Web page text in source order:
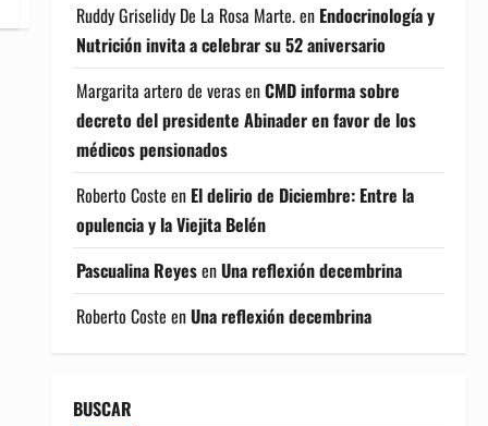
Ruddy Griselidy De La Rosa Marte.en Endocrinología y
Nutrición invita a celebrar su 52 aniversario
Margarita artero de verasenCMD informa sobre
decreto del presidente Abinader en favor de los
médicos pensionados
Roberto Coste en El delirio de Diciembre: Entre la
opulencia y la Viejita Belén
Pascualina ReyesenUna reflexión decembrina
Roberto Coste enUna reflexión decembrina
BUSCAR